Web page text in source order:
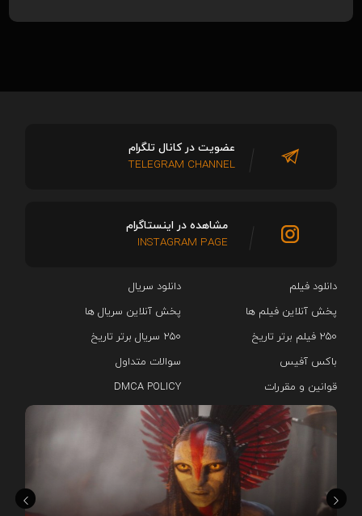
دانلود فیلم
دانلود سریال‌
پخش آنلاین فیلم ها
پخش آنلاین سریال ها
۲۵۰ فیلم برتر تاریخ
۲۵۰ سریال برتر تاریخ
باکس آفیس
سوالات متداول
قوانین و مقررات
DMCA POLICY
عضویت در کانال تلگرام
TELEGRAM CHANNEL
مشاهده در اینستاگرام
INSTAGRAM PAGE